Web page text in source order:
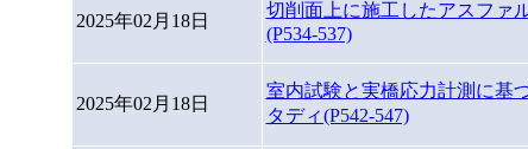
2025年02月18日
切削面上に施工したアスファ
(P534-537)
2025年02月18日
室内試験と実橋応力計測に基
タディ(P542-547)